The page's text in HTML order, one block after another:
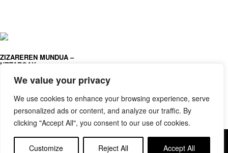
We value your privacy
We use cookies to enhance your browsing experience, serve
personalized ads or content, and analyze our traffic. By
clicking "Accept All", you consent to our use of cookies.
Customize Reject All Accept All
ZIZAREREN MUNDUA –
URTAROAK